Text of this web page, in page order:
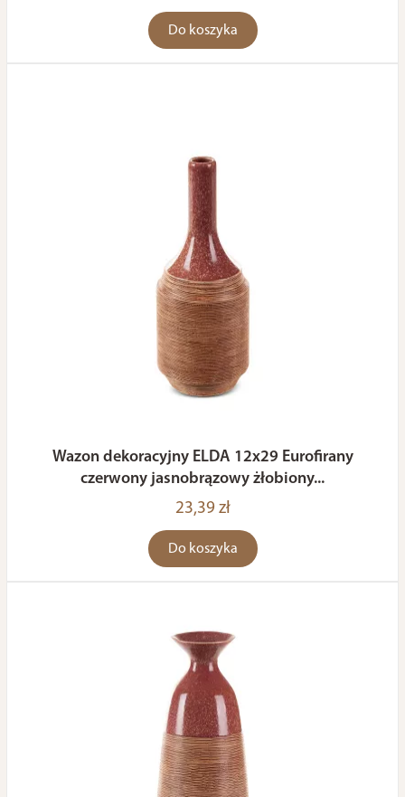
Do koszyka
Wazon dekoracyjny ELDA 12x29 Eurofirany
czerwony jasnobrązowy żłobiony...
23,39 zł
Do koszyka